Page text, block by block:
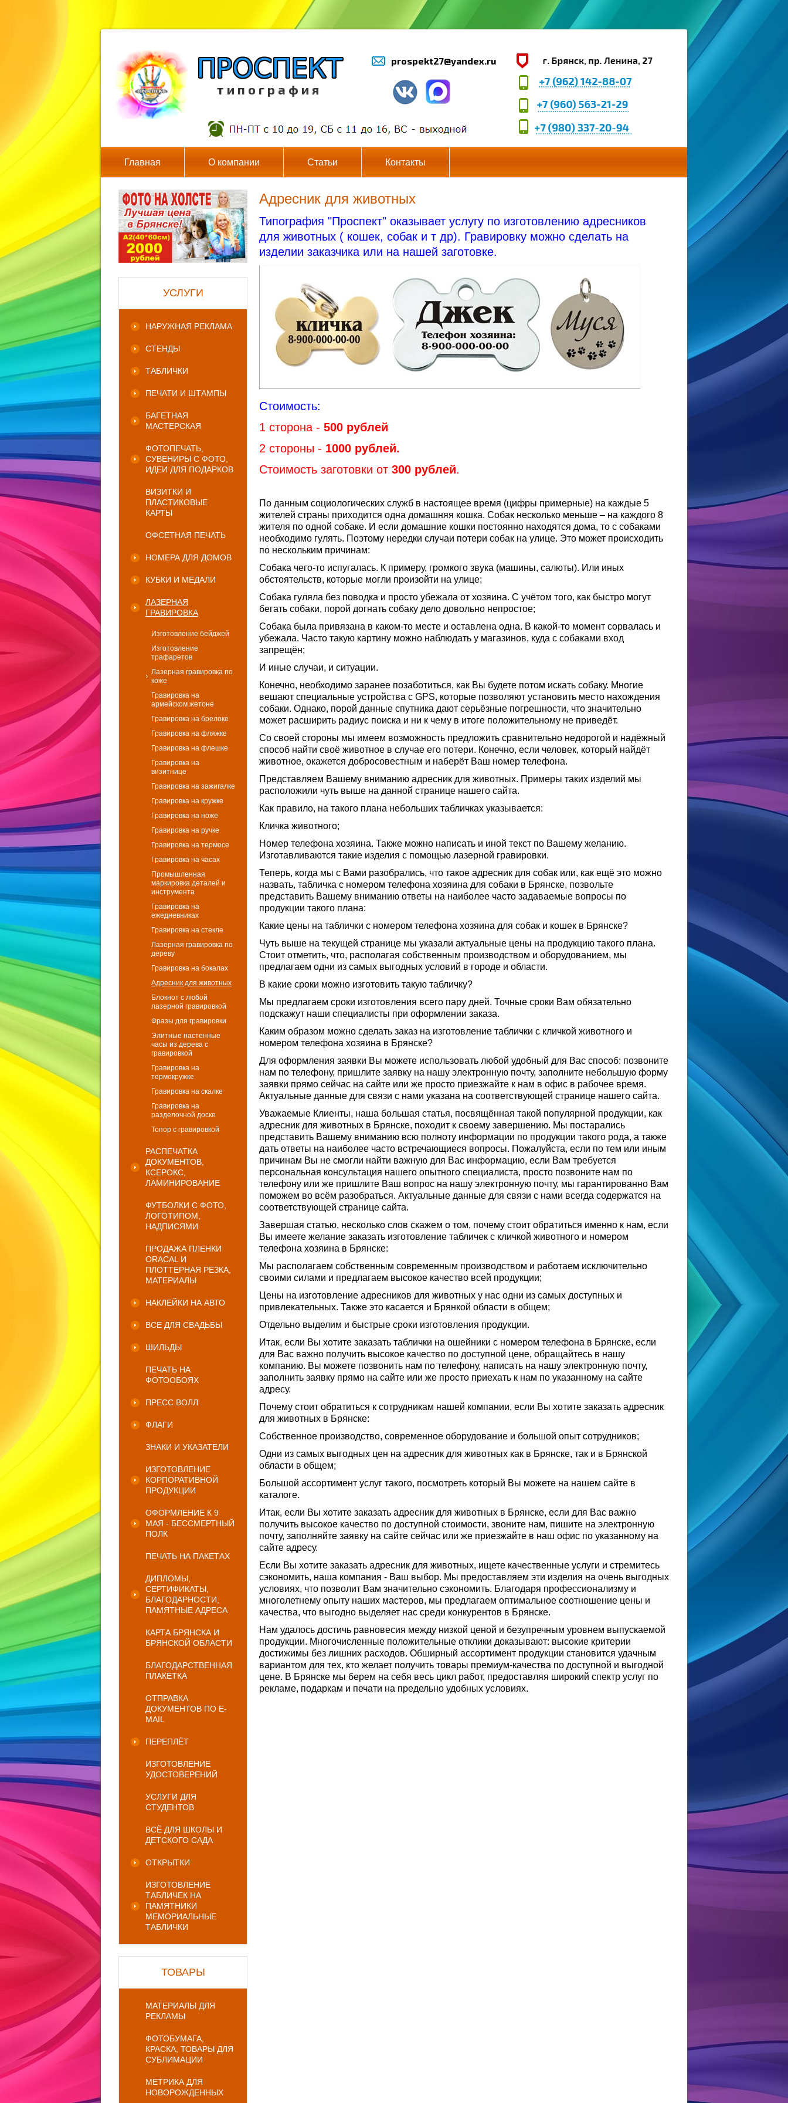
т и п о г р а ф и я
prospekt27@yandex.ru
Главная О компании Статьи Контакты
УСЛУГИ
НАРУЖНАЯ РЕКЛАМА
СТЕНДЫ
ТАБЛИЧКИ
ПЕЧАТИ И ШТАМПЫ
БАГЕТНАЯ
МАСТЕРСКАЯ
ФОТОПЕЧАТЬ,
СУВЕНИРЫ С ФОТО,
ИДЕИ ДЛЯ ПОДАРКОВ
ВИЗИТКИ И
ПЛАСТИКОВЫЕ
КАРТЫ
ОФСЕТНАЯ ПЕЧАТЬ
НОМЕРА ДЛЯ ДОМОВ
КУБКИ И МЕДАЛИ
ЛАЗЕРНАЯ
ГРАВИРОВКА
Изготовление бейджей
Изготовление
трафаретов
Лазерная гравировка по
коже
Гравировка на
армейском жетоне
Гравировка на брелоке
Гравировка на фляжке
Гравировка на флешке
Гравировка на
визитнице
Гравировка на зажигалке
Гравировка на кружке
Гравировка на ноже
Гравировка на ручке
Гравировка на термосе
Гравировка на часах
Промышленная
маркировка деталей и
инструмента
Гравировка на
ежедневниках
Гравировка на стекле
Лазерная гравировка по
дереву
Гравировка на бокалах
Адресник для животных
Блокнот с любой
лазерной гравировкой
Фразы для гравировки
Элитные настенные
часы из дерева с
гравировкой
Гравировка на
термокружке
Гравировка на скалке
Гравировка на
разделочной доске
Топор с гравировкой
РАСПЕЧАТКА
ДОКУМЕНТОВ,
КСЕРОКС,
ЛАМИНИРОВАНИЕ
ФУТБОЛКИ С ФОТО,
ЛОГОТИПОМ,
НАДПИСЯМИ
ПРОДАЖА ПЛЕНКИ
ORACAL И
ПЛОТТЕРНАЯ РЕЗКА,
МАТЕРИАЛЫ
НАКЛЕЙКИ НА АВТО
ВСЕ ДЛЯ СВАДЬБЫ
ШИЛЬДЫ
ПЕЧАТЬ НА
ФОТООБОЯХ
ПРЕСС ВОЛЛ
ФЛАГИ
ЗНАКИ И УКАЗАТЕЛИ
ИЗГОТОВЛЕНИЕ
КОРПОРАТИВНОЙ
ПРОДУКЦИИ
ОФОРМЛЕНИЕ К 9
МАЯ - БЕССМЕРТНЫЙ
ПОЛК
ПЕЧАТЬ НА ПАКЕТАХ
ДИПЛОМЫ,
СЕРТИФИКАТЫ,
БЛАГОДАРНОСТИ,
ПАМЯТНЫЕ АДРЕСА
КАРТА БРЯНСКА И
БРЯНСКОЙ ОБЛАСТИ
БЛАГОДАРСТВЕННАЯ
ПЛАКЕТКА
ОТПРАВКА
ДОКУМЕНТОВ ПО E-
MAIL
ПЕРЕПЛЁТ
ИЗГОТОВЛЕНИЕ
УДОСТОВЕРЕНИЙ
УСЛУГИ ДЛЯ
СТУДЕНТОВ
ВСЁ ДЛЯ ШКОЛЫ И
ДЕТСКОГО САДА
ОТКРЫТКИ
ИЗГОТОВЛЕНИЕ
ТАБЛИЧЕК НА
ПАМЯТНИКИ
МЕМОРИАЛЬНЫЕ
ТАБЛИЧКИ
ТОВАРЫ
МАТЕРИАЛЫ ДЛЯ
РЕКЛАМЫ
ФОТОБУМАГА,
КРАСКА, ТОВАРЫ ДЛЯ
СУБЛИМАЦИИ
МЕТРИКА ДЛЯ
НОВОРОЖДЕННЫХ
Адресник для животных
Типография "Проспект" оказывает услугу по изготовлению адресников
для животных ( кошек, собак и т др). Гравировку можно сделать на
изделии заказчика или на нашей заготовке.
Стоимость:
1 сторона - 500 рублей
2 стороны - 1000 рублей.
Стоимость заготовки от 300 рублей.
По данным социологических служб в настоящее время (цифры примерные) на каждые 5
жителей страны приходится одна домашняя кошка. Собак несколько меньше – на каждого 8
жителя по одной собаке. И если домашние кошки постоянно находятся дома, то с собаками
необходимо гулять. Поэтому нередки случаи потери собак на улице. Это может происходить
по нескольким причинам:
Собака чего-то испугалась. К примеру, громкого звука (машины, салюты). Или иных
обстоятельств, которые могли произойти на улице;
Собака гуляла без поводка и просто убежала от хозяина. С учётом того, как быстро могут
бегать собаки, порой догнать собаку дело довольно непростое;
Собака была привязана в каком-то месте и оставлена одна. В какой-то момент сорвалась и
убежала. Часто такую картину можно наблюдать у магазинов, куда с собаками вход
запрещён;
И иные случаи, и ситуации.
Конечно, необходимо заранее позаботиться, как Вы будете потом искать собаку. Многие
вешают специальные устройства с GPS, которые позволяют установить место нахождения
собаки. Однако, порой данные спутника дают серьёзные погрешности, что значительно
может расширить радиус поиска и ни к чему в итоге положительному не приведёт.
Со своей стороны мы имеем возможность предложить сравнительно недорогой и надёжный
способ найти своё животное в случае его потери. Конечно, если человек, который найдёт
животное, окажется добросовестным и наберёт Ваш номер телефона.
Представляем Вашему вниманию адресник для животных. Примеры таких изделий мы
расположили чуть выше на данной странице нашего сайта.
Как правило, на такого плана небольших табличках указывается:
Кличка животного;
Номер телефона хозяина. Также можно написать и иной текст по Вашему желанию.
Изготавливаются такие изделия с помощью лазерной гравировки.
Теперь, когда мы с Вами разобрались, что такое адресник для собак или, как ещё это можно
назвать, табличка с номером телефона хозяина для собаки в Брянске, позвольте
представить Вашему вниманию ответы на наиболее часто задаваемые вопросы по
продукции такого плана:
Какие цены на таблички с номером телефона хозяина для собак и кошек в Брянске?
Чуть выше на текущей странице мы указали актуальные цены на продукцию такого плана.
Стоит отметить, что, располагая собственным производством и оборудованием, мы
предлагаем одни из самых выгодных условий в городе и области.
В какие сроки можно изготовить такую табличку?
Мы предлагаем сроки изготовления всего пару дней. Точные сроки Вам обязательно
подскажут наши специалисты при оформлении заказа.
Каким образом можно сделать заказ на изготовление таблички с кличкой животного и
номером телефона хозяина в Брянске?
Для оформления заявки Вы можете использовать любой удобный для Вас способ: позвоните
нам по телефону, пришлите заявку на нашу электронную почту, заполните небольшую форму
заявки прямо сейчас на сайте или же просто приезжайте к нам в офис в рабочее время.
Актуальные данные для связи с нами указана на соответствующей странице нашего сайта.
Уважаемые Клиенты, наша большая статья, посвящённая такой популярной продукции, как
адресник для животных в Брянске, походит к своему завершению. Мы постарались
представить Вашему вниманию всю полноту информации по продукции такого рода, а также
дать ответы на наиболее часто встречающиеся вопросы. Пожалуйста, если по тем или иным
причинам Вы не смогли найти важную для Вас информацию, если Вам требуется
персональная консультация нашего опытного специалиста, просто позвоните нам по
телефону или же пришлите Ваш вопрос на нашу электронную почту, мы гарантированно Вам
поможем во всём разобраться. Актуальные данные для связи с нами всегда содержатся на
соответствующей странице сайта.
Завершая статью, несколько слов скажем о том, почему стоит обратиться именно к нам, если
Вы имеете желание заказать изготовление табличек с кличкой животного и номером
телефона хозяина в Брянске:
Мы располагаем собственным современным производством и работаем исключительно
своими силами и предлагаем высокое качество всей продукции;
Цены на изготовление адресников для животных у нас одни из самых доступных и
привлекательных. Также это касается и Брянкой области в общем;
Отдельно выделим и быстрые сроки изготовления продукции.
Итак, если Вы хотите заказать таблички на ошейники с номером телефона в Брянске, если
для Вас важно получить высокое качество по доступной цене, обращайтесь в нашу
компанию. Вы можете позвонить нам по телефону, написать на нашу электронную почту,
заполнить заявку прямо на сайте или же просто приехать к нам по указанному на сайте
адресу.
Почему стоит обратиться к сотрудникам нашей компании, если Вы хотите заказать адресник
для животных в Брянске:
Собственное производство, современное оборудование и большой опыт сотрудников;
Одни из самых выгодных цен на адресник для животных как в Брянске, так и в Брянской
области в общем;
Большой ассортимент услуг такого, посмотреть который Вы можете на нашем сайте в
каталоге.
Итак, если Вы хотите заказать адресник для животных в Брянске, если для Вас важно
получить высокое качество по доступной стоимости, звоните нам, пишите на электронную
почту, заполняйте заявку на сайте сейчас или же приезжайте в наш офис по указанному на
сайте адресу.
Если Вы хотите заказать адресник для животных, ищете качественные услуги и стремитесь
сэкономить, наша компания - Ваш выбор. Мы предоставляем эти изделия на очень выгодных
условиях, что позволит Вам значительно сэкономить. Благодаря профессионализму и
многолетнему опыту наших мастеров, мы предлагаем оптимальное соотношение цены и
качества, что выгодно выделяет нас среди конкурентов в Брянске.
Нам удалось достичь равновесия между низкой ценой и безупречным уровнем выпускаемой
продукции. Многочисленные положительные отклики доказывают: высокие критерии
достижимы без лишних расходов. Обширный ассортимент продукции становится удачным
вариантом для тех, кто желает получить товары премиум-качества по доступной и выгодной
цене. В Брянске мы берем на себя весь цикл работ, предоставляя широкий спектр услуг по
рекламе, подаркам и печати на предельно удобных условиях.